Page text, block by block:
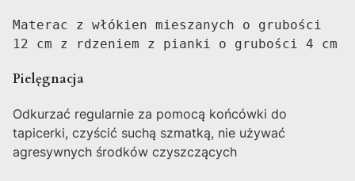
Materac z włókien mieszanych o grubości
12 cm z rdzeniem z pianki o grubości 4 cm
Pielęgnacja
Odkurzać regularnie za pomocą końcówki do
tapicerki, czyścić suchą szmatką, nie używać
agresywnych środków czyszczących